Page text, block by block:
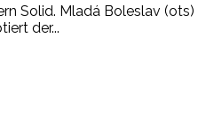
Solid. Mladá Boleslav
der...